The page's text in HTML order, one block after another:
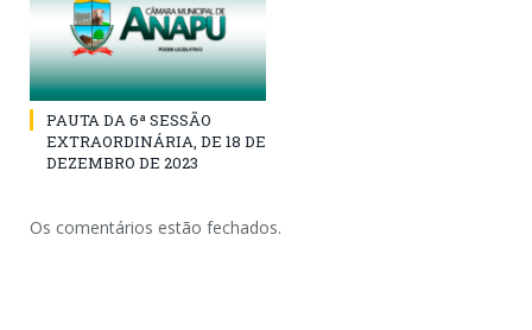
PAUTA DA 6ª SESSÃO
EXTRAORDINÁRIA, DE 18 DE
DEZEMBRO DE 2023
Os comentários estão fechados.